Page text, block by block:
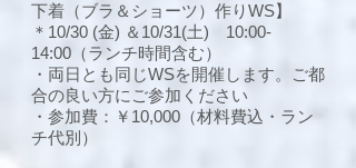
下着（ブラ＆ショーツ）作りWS】
＊10/30 (金) ＆10/31(土) 10:00-
14:00（ランチ時間含む）
・両日とも同じWSを開催します。ご都
合の良い方にご参加ください
・参加費：￥10,000（材料費込・ラン
チ代別）